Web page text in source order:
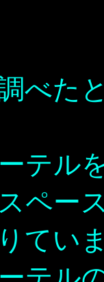
べた
テル
ペー
てい